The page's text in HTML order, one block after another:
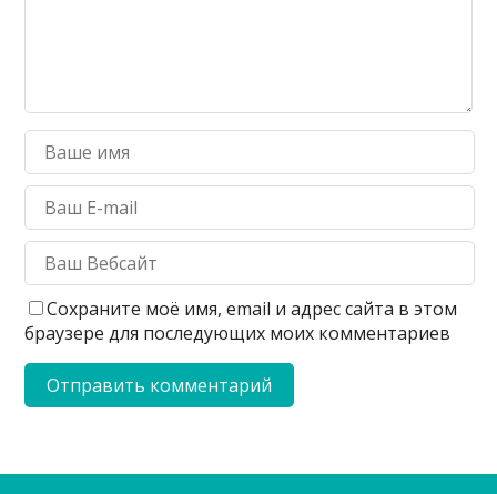
Сохраните моё имя, email и адрес сайта в этом
браузере для последующих моих комментариев